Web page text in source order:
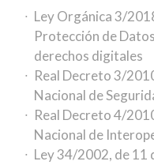
Ley Orgánica 3/
Protección de
derechos digitales
Real Decreto 3/
Nacional de
Real Decreto 4/
Nacional de
Ley 34/2002, de 11